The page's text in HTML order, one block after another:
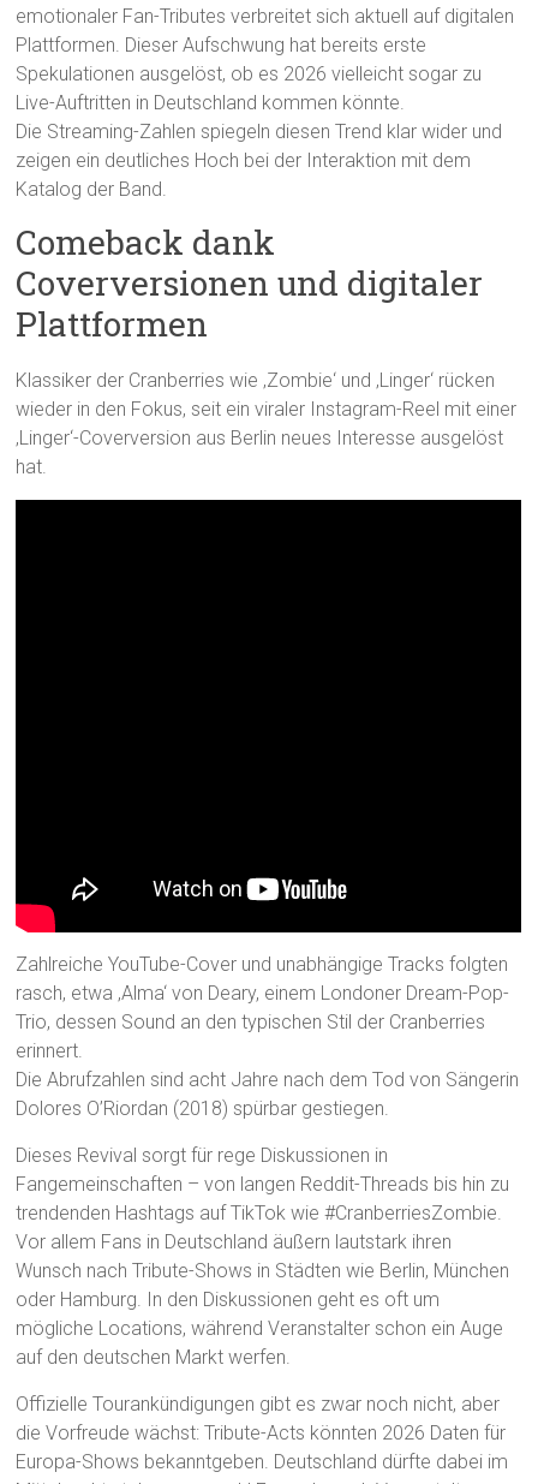
emotionaler Fan-Tributes verbreitet sich aktuell auf digitalen
Plattformen. Dieser Aufschwung hat bereits erste
Spekulationen ausgelöst, ob es 2026 vielleicht sogar zu
Live-Auftritten in Deutschland kommen könnte.
Die Streaming-Zahlen spiegeln diesen Trend klar wider und
zeigen ein deutliches Hoch bei der Interaktion mit dem
Katalog der Band.
Comeback dank
Coverversionen und digitaler
Plattformen
Klassiker der Cranberries wie ‚Zombie‘ und ‚Linger‘ rücken
wieder in den Fokus, seit ein viraler Instagram-Reel mit einer
‚Linger‘-Coverversion aus Berlin neues Interesse ausgelöst
hat.
Zahlreiche YouTube-Cover und unabhängige Tracks folgten
rasch, etwa ‚Alma‘ von Deary, einem Londoner Dream-Pop-
Trio, dessen Sound an den typischen Stil der Cranberries
erinnert.
Die Abrufzahlen sind acht Jahre nach dem Tod von Sängerin
Dolores O’Riordan (2018) spürbar gestiegen.
Dieses Revival sorgt für rege Diskussionen in
Fangemeinschaften – von langen Reddit-Threads bis hin zu
trendenden Hashtags auf TikTok wie #CranberriesZombie.
Vor allem Fans in Deutschland äußern lautstark ihren
Wunsch nach Tribute-Shows in Städten wie Berlin, München
oder Hamburg. In den Diskussionen geht es oft um
mögliche Locations, während Veranstalter schon ein Auge
auf den deutschen Markt werfen.
Offizielle Tourankündigungen gibt es zwar noch nicht, aber
die Vorfreude wächst: Tribute-Acts könnten 2026 Daten für
Europa-Shows bekanntgeben. Deutschland dürfte dabei im